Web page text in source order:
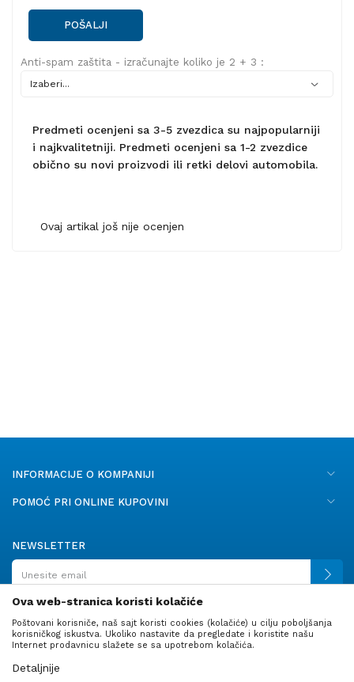
POŠALJI
Anti-spam zaštita - izračunajte koliko je 2 + 3 :
Predmeti ocenjeni sa 3-5 zvezdica su najpopularniji
i najkvalitetniji. Predmeti ocenjeni sa 1-2 zvezdice
obično su novi proizvodi ili retki delovi automobila.
Ovaj artikal još nije ocenjen
INFORMACIJE O KOMPANIJI
POMOĆ PRI ONLINE KUPOVINI
NEWSLETTER
PRATITE NAS
Ova web-stranica koristi kolačiće
Poštovani korisniče, naš sajt koristi cookies (kolačiće) u cilju poboljšanja
korisničkog iskustva. Ukoliko nastavite da pregledate i koristite našu
Internet prodavnicu slažete se sa upotrebom kolačića.
Detaljnije